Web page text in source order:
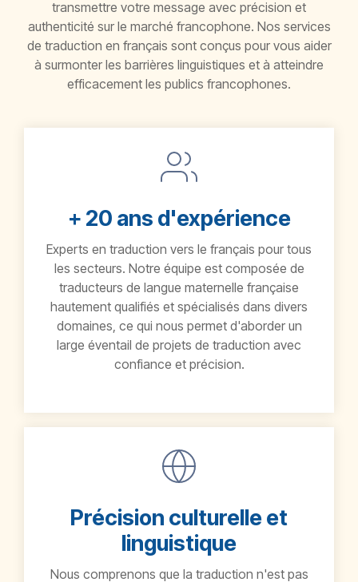
transmettre votre message avec précision et
authenticité sur le marché francophone. Nos services
de traduction en français sont conçus pour vous aider
à surmonter les barrières linguistiques et à atteindre
efficacement les publics francophones.
+ 20 ans d'expérience
Experts en traduction vers le français pour tous
les secteurs. Notre équipe est composée de
traducteurs de langue maternelle française
hautement qualifiés et spécialisés dans divers
domaines, ce qui nous permet d'aborder un
large éventail de projets de traduction avec
confiance et précision.
Précision culturelle et
linguistique
Nous comprenons que la traduction n'est pas